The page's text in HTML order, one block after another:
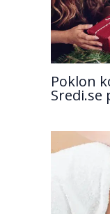
Poklon
Sredi.se